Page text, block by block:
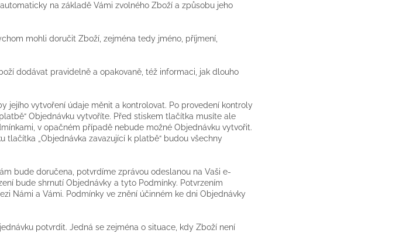
na základě Vámi zvolného Zboží a způsobu jeho
mohli doručit Zboží, zejména tedy jméno, příjmení,
dodávat pravidelně a opakovaně, též informaci, jak dlouho
jejího vytvoření údaje měnit a kontrolovat. Po provedení kontroly
Objednávku vytvoříte. Před stiskem tlačítka musíte ale
v opačném případě nebude možné Objednávku vytvořit.
tlačítka „Objednávka zavazující k platbě“ budou všechny
bude doručena, potvrdíme zprávou odeslanou na Vaši e-
bude shrnutí Objednávky a tyto Podmínky. Potvrzením
Námi a Vámi. Podmínky ve znění účinném ke dni Objednávky
potvrdit. Jedná se zejména o situace, kdy Zboží není